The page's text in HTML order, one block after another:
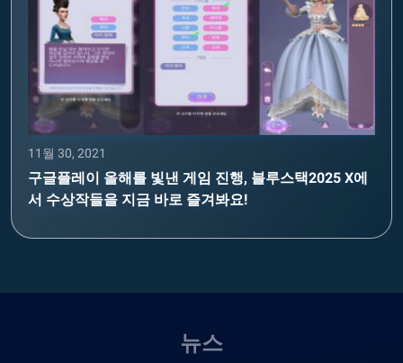
11월 30, 2021
구글플레이 올해를 빛낸 게임 진행, 블루스택2025 X에
서 수상작들을 지금 바로 즐겨봐요!
뉴스